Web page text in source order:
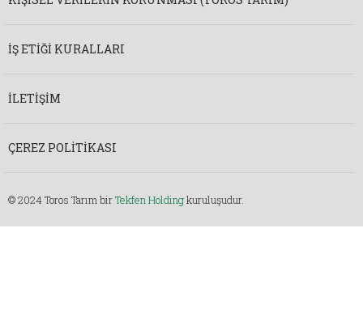
İŞ ETIĞI KURALLARI
İLETIŞIM
ÇEREZ POLITIKASI
© 2024 Toros Tarım birTekfen Holdingkuruluşudur.